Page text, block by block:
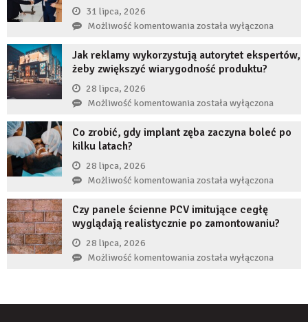
długi
uzupełnię
implantem?
31 lipca, 2026
Możliwość komentowaniaCzy
JDG
chroni
przed
komornikiem?
została wyłączona
Jak reklamy wykorzystują autorytet ekspertów,
żeby zwiększyć wiarygodność produktu?
28 lipca, 2026
Możliwość komentowaniaJak
wykorzystują
żeby
zwiększyć
wiarygodność
produktu?
została wyłączona
Co zrobić, gdy implant zęba zaczyna boleć po
kilku latach?
28 lipca, 2026
Możliwość komentowaniaCo
gdy
implant
zaczyna
została wyłączona
Czy panele ścienne PCV imitujące cegłę
wyglądają realistycznie po zamontowaniu?
28 lipca, 2026
Możliwość komentowaniaCzy
została wyłączona